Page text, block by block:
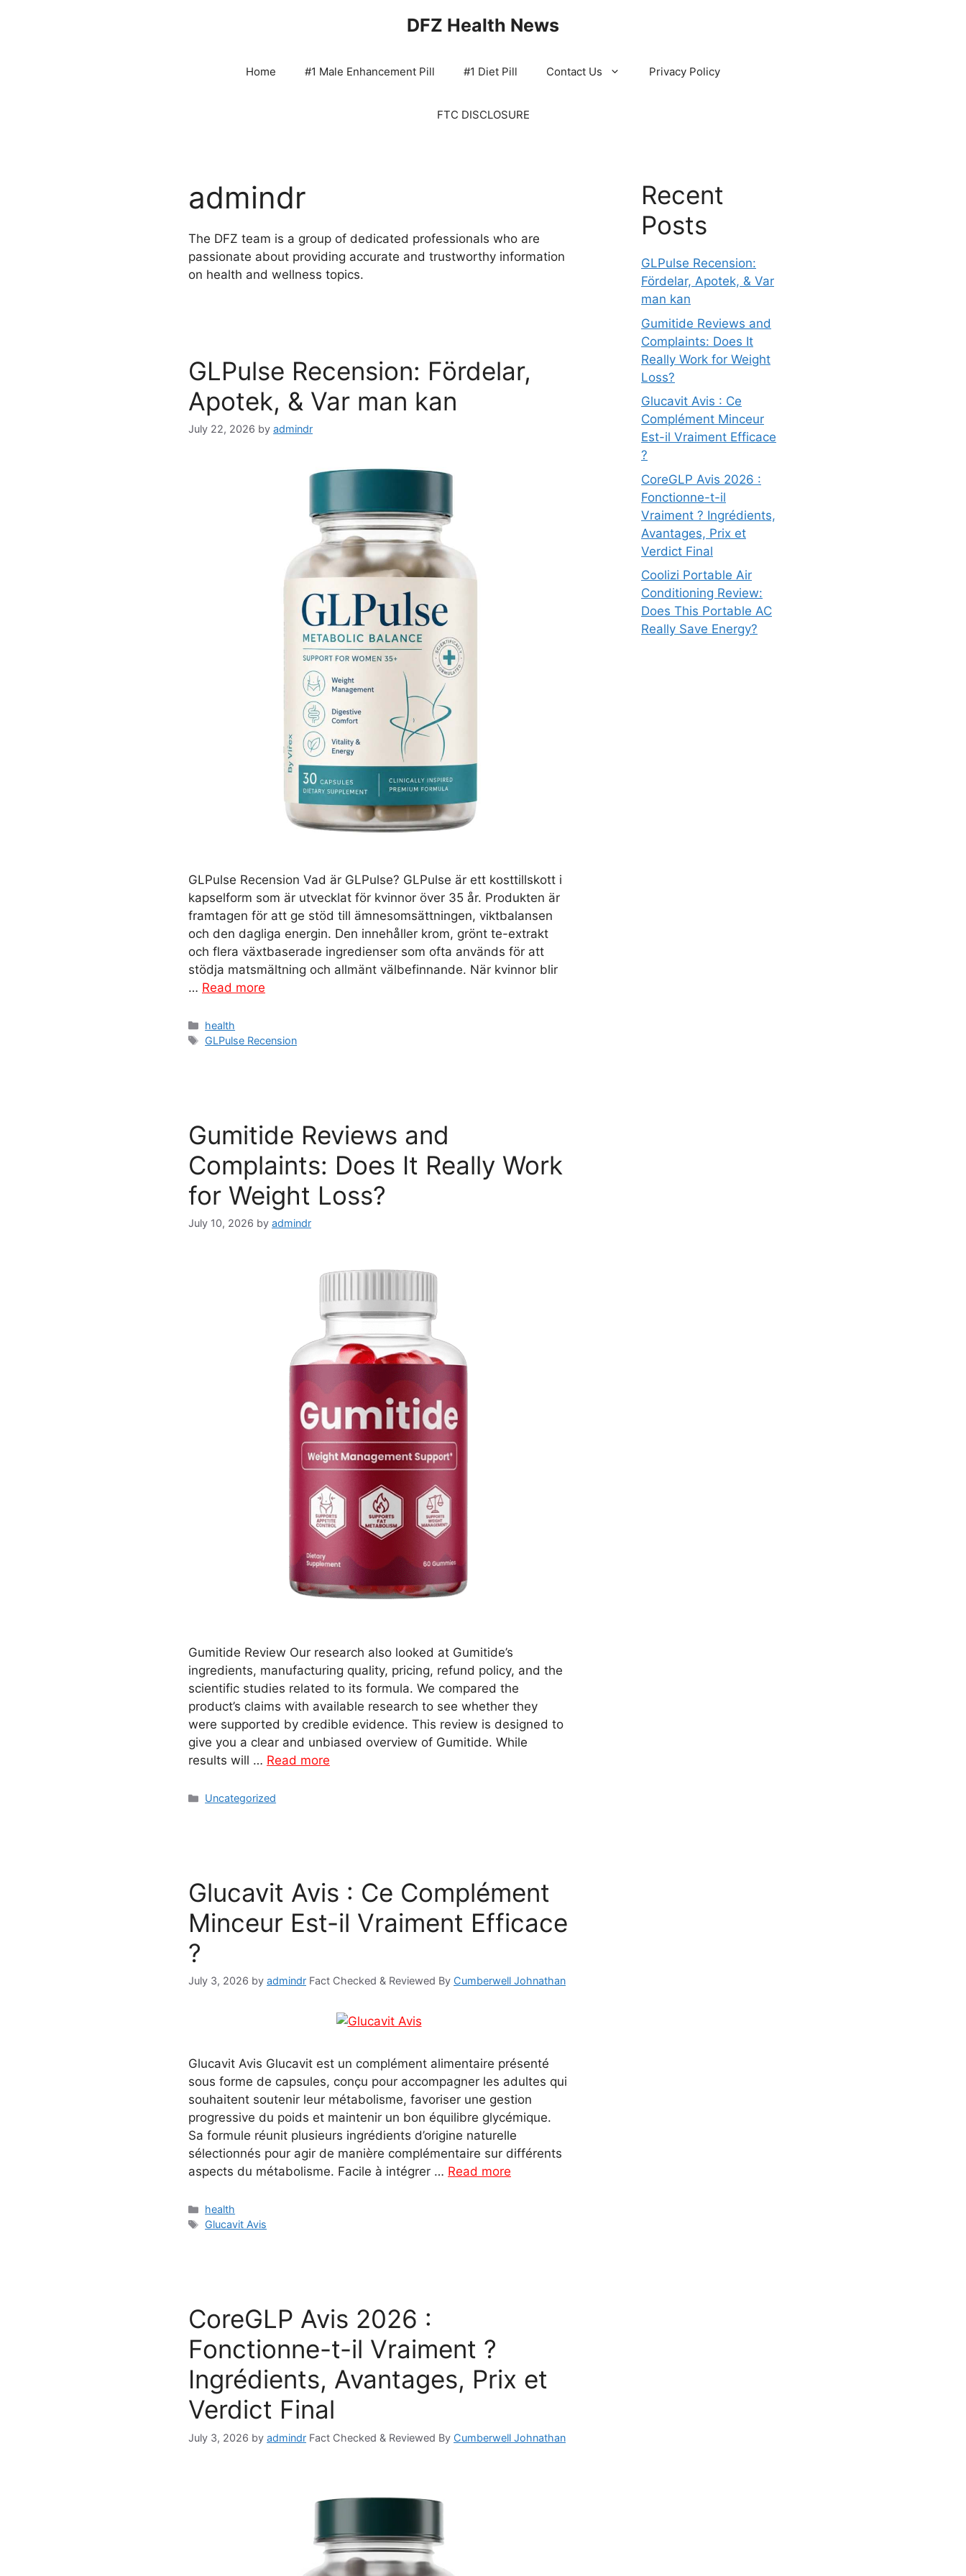
DFZ Health News
Home #1 Male Enhancement Pill #1 Diet Pill Contact Us Privacy Policy
FTC DISCLOSURE
admindr
The DFZ team is a group of dedicated professionals who are
passionate about providing accurate and trustworthy information
on health and wellness topics.
GLPulse Recension: Fördelar,
Apotek, & Var man kan
July 22, 2026 by admindr
GLPulse Recension Vad är GLPulse? GLPulse är ett kosttillskott i
kapselform som är utvecklat för kvinnor över 35 år. Produkten är
framtagen för att ge stöd till ämnesomsättningen, viktbalansen
och den dagliga energin. Den innehåller krom, grönt te-extrakt
och flera växtbaserade ingredienser som ofta används för att
stödja matsmältning och allmänt välbefinnande. När kvinnor blir
… Read more
Categories
health
Tags
GLPulse Recension
Gumitide Reviews and
Complaints: Does It Really Work
for Weight Loss?
July 10, 2026 by admindr
Gumitide Review Our research also looked at Gumitide’s
ingredients, manufacturing quality, pricing, refund policy, and the
scientific studies related to its formula. We compared the
product’s claims with available research to see whether they
were supported by credible evidence. This review is designed to
give you a clear and unbiased overview of Gumitide. While
results will … Read more
Categories
Uncategorized
Glucavit Avis : Ce Complément
Minceur Est-il Vraiment Efficace
?
July 3, 2026 by admindr Fact Checked & Reviewed By Cumberwell Johnathan
Glucavit Avis Glucavit est un complément alimentaire présenté
sous forme de capsules, conçu pour accompagner les adultes qui
souhaitent soutenir leur métabolisme, favoriser une gestion
progressive du poids et maintenir un bon équilibre glycémique.
Sa formule réunit plusieurs ingrédients d’origine naturelle
sélectionnés pour agir de manière complémentaire sur différents
aspects du métabolisme. Facile à intégrer … Read more
Categories
health
Tags
Glucavit Avis
CoreGLP Avis 2026 :
Fonctionne-t-il Vraiment ?
Ingrédients, Avantages, Prix et
Verdict Final
July 3, 2026 by admindr Fact Checked & Reviewed By Cumberwell Johnathan
Recent
Posts
GLPulse Recension:
Fördelar, Apotek, & Var
man kan
Gumitide Reviews and
Complaints: Does It
Really Work for Weight
Loss?
Glucavit Avis : Ce
Complément Minceur
Est-il Vraiment Efficace
?
CoreGLP Avis 2026 :
Fonctionne-t-il
Vraiment ? Ingrédients,
Avantages, Prix et
Verdict Final
Coolizi Portable Air
Conditioning Review:
Does This Portable AC
Really Save Energy?